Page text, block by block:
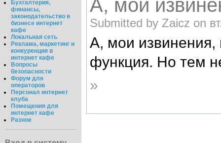
Бухгалтерия,
финансы,
законодательство в
бизнесе интернет
кафе
Локальная сеть
Реклама, маркетинг и
конкуренция в
интернет кафе
Вопросы
безопасности
Форум для
операторов
Персонал интернет
клуба
Помещения для
интернет кафе
Разное
А, мои
Submitted by Zaicz on
А, мои извинения,
функция. Но тем
»